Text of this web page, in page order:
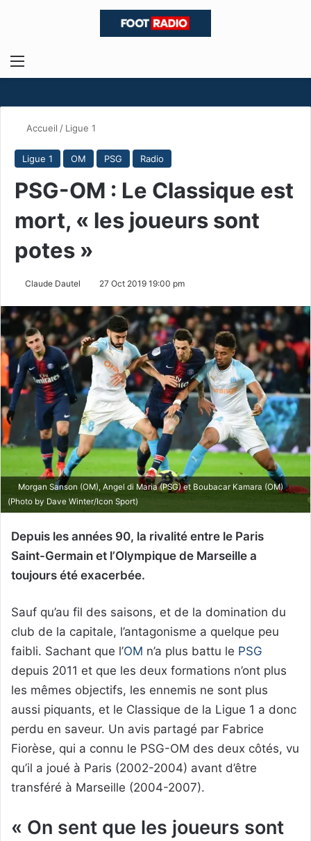
Menu
Accueil / Ligue 1
Ligue 1 OM PSG Radio
PSG-OM : Le Classique est
mort, « les joueurs sont
potes »
Claude Dautel 27 Oct 2019 19:00 pm
Morgan Sanson (OM), Angel di Maria (PSG) et Boubacar Kamara (OM)
(Photo by Dave Winter/Icon Sport)
Depuis les années 90, la rivalité entre le Paris
Saint-Germain et l’Olympique de Marseille a
toujours été exacerbée.
Sauf qu’au fil des saisons, et de la domination du
club de la capitale, l’antagonisme a quelque peu
faibli. Sachant que l’OM n’a plus battu le PSG
depuis 2011 et que les deux formations n’ont plus
les mêmes objectifs, les ennemis ne sont plus
aussi piquants, et le Classique de la Ligue 1 a donc
perdu en saveur. Un avis partagé par Fabrice
Fiorèse, qui a connu le PSG-OM des deux côtés, vu
qu’il a joué à Paris (2002-2004) avant d’être
transféré à Marseille (2004-2007).
« On sent que les joueurs sont